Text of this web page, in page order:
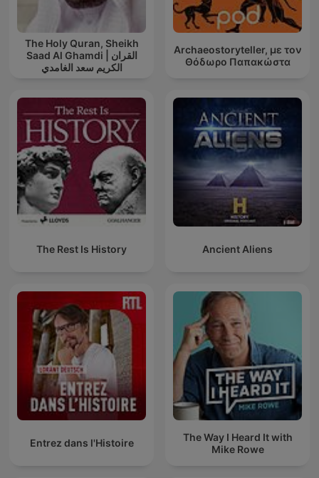
The Holy Quran, Sheikh
Saad Al Ghamdi | القران
الكريم سعد الغامدي
Archaeostoryteller, με τον
Θόδωρο Παπακώστα
The Rest Is History Ancient Aliens
Entrez dans l'Histoire
The Way I Heard It with
Mike Rowe